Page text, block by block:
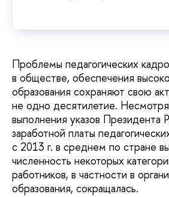
Проблемы педагогических
в обществе, обеспечения
образования сохраняют свою
не одно десятилетие.
выполнения указов Президента
заработной платы
с 2013 г. в среднем по стране
численность некоторых
работников, в частности в
образования, сокращалась.